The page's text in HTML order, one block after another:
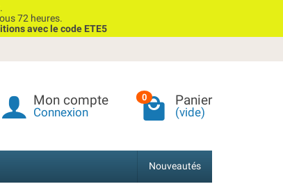
72 heures.
avec le code ETE5
Mon compte
Connexion
0 Panier
(vide)
Nouveautés